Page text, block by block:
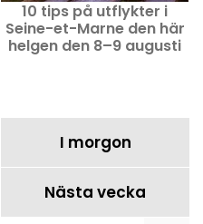
10 tips på utflykter i
Seine-et-Marne den här
helgen den 8–9 augusti
I morgon
Nästa vecka